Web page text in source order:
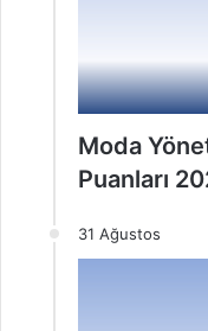
Moda
Puanları
31 Ağustos